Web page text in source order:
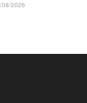
08/2026